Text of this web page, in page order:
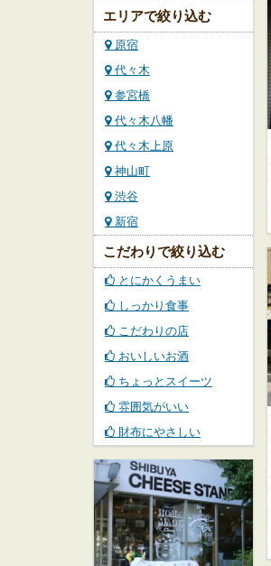
エリアで絞り込む
原宿
代々木
参宮橋
代々木八幡
代々木上原
神山町
渋谷
新宿
こだわりで絞り込む
とにかくうまい
しっかり食事
こだわりの店
おいしいお酒
ちょっとスイーツ
雰囲気がいい
財布にやさしい